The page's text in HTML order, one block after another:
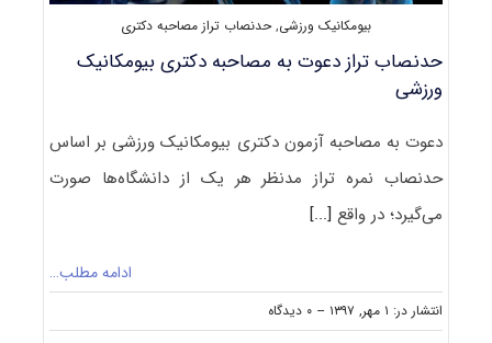
بیومکانیک ورزشی,حدنصاب تراز مصاحبه دکتری
حدنصاب تراز دعوت به مصاحبه دکتری بیومکانیک
ورزشی
دعوت به مصاحبه آزمون دکتری بیومکانیک ورزشی بر اساس
حدنصاب نمره تراز مدنظر هر یک از دانشگاه‌ها صورت
می‌گیرد؛ در واقع[...]
ادامه مطلب…
انتشار در: ۱ مهر, ۱۳۹۷ -- ۰ دیدگاه
on
حدنصاب